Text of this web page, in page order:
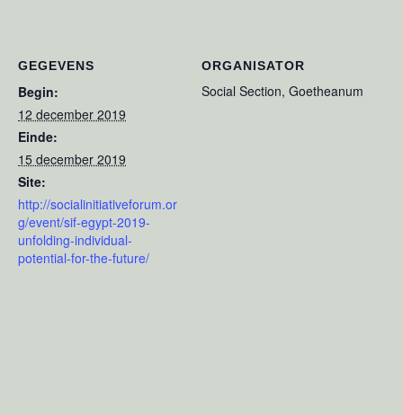
GEGEVENS
Begin:
12 december 2019
Einde:
15 december 2019
Site:
http://socialinitiativeforum.or
g/event/sif-egypt-2019-
unfolding-individual-
potential-for-the-future/
ORGANISATOR
Social Section, Goetheanum